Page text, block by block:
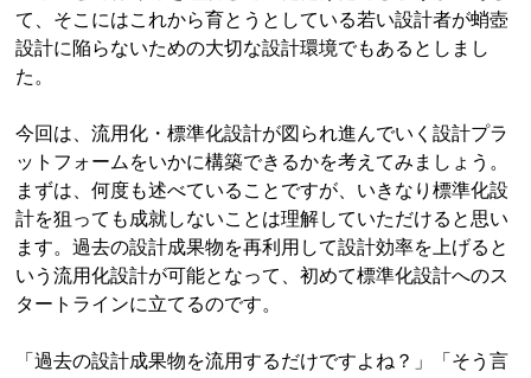
て、そこにはこれから育とうとしている若い設計者が蛸壺
設計に陥らないための大切な設計環境でもあるとしまし
た。
今回は、流用化・標準化設計が図られ進んでいく設計プラ
ットフォームをいかに構築できるかを考えてみましょう。
まずは、何度も述べていることですが、いきなり標準化設
計を狙っても成就しないことは理解していただけると思い
ます。過去の設計成果物を再利用して設計効率を上げると
いう流用化設計が可能となって、初めて標準化設計へのス
タートラインに立てるのです。
「過去の設計成果物を流用するだけですよね？」「そう言